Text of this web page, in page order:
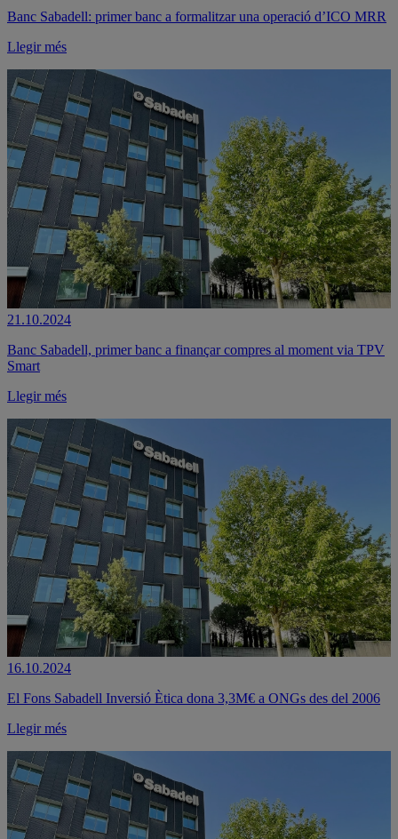
Banc Sabadell: primer banc a formalitzar una operació d’ICO MRR
Llegir més
21.10.2024
Banc Sabadell, primer banc a finançar compres al moment via TPV
Smart
Llegir més
16.10.2024
El Fons Sabadell Inversió Ètica dona 3,3M€ a ONGs des del 2006
Llegir més